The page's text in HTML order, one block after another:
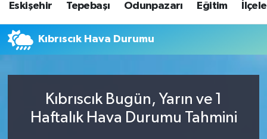
Eskişehir Tepebaşı Odunpazarı Eğitim
Kıbrıscık Hava Durumu
Kıbrıscık Bugün, Yarın ve 1
Haftalık Hava Durumu Tahmini
Hava Durumu
Eskişehir Namaz Vakitleri
Süper Lig Puan Durumu ve Fikstür